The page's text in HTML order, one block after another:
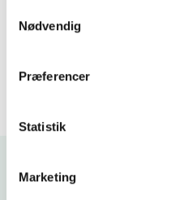
Nødvendig
Præferencer
Statistik
Marketing